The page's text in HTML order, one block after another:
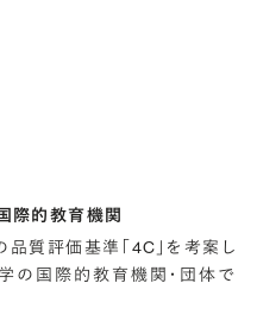
際的教育機関
質評価基準「4C」を考案し
の国際的教育機関・団体で